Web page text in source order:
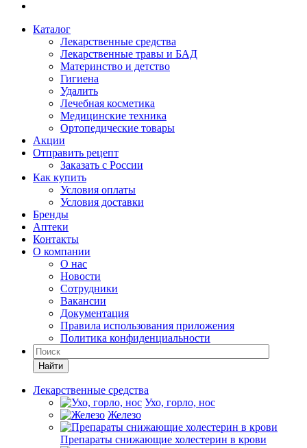
Каталог
Лекарственные средства
Лекарственные травы и БАД
Материнство и детство
Гигиена
Удалить
Лечебная косметика
Медицинские техника
Ортопедические товары
Акции
Отправить рецепт
Заказать с России
Как купить
Условия оплаты
Условия доставки
Бренды
Аптеки
Контакты
О компании
О нас
Новости
Сотрудники
Вакансии
Документация
Правила использования приложения
Политика конфиденциальности
Найти
Лекарственные средства
Ухо, горло, нос
Железо
Препараты снижающие холестерин в крови